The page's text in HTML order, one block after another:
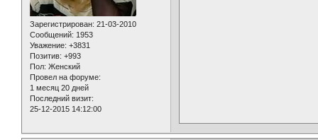
Зарегистрирован: 21-03-2010
Сообщений: 1953
Уважение: +3831
Позитив: +993
Пол: Женский
Провел на форуме:
1 месяц 20 дней
Последний визит:
25-12-2015 14:12:00